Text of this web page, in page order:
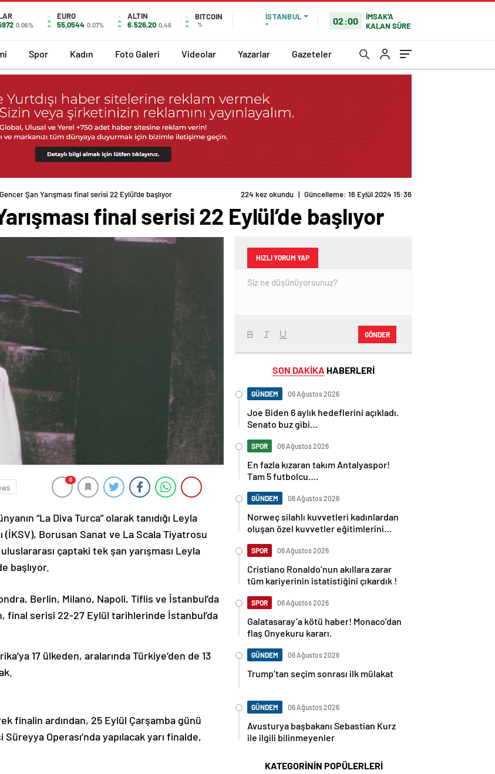
0.06%
EURO
55,0544 0.07%
ALTIN
6.526,20 0,46
BITCOIN
%
İSTANBUL
°
02:00
İMSAK'A
KALAN SÜRE
Spor Kadın Foto Galeri Videolar Yazarlar Gazeteler
Şan Yarışması final serisi 22 Eylül’de başlıyor 224 kez okundu | Güncelleme: 16 Eylül 2024 15:36
final serisi 22 Eylül’de başlıyor
0
“La Diva Turca” olarak tanıdığı Leyla
Borusan Sanat ve La Scala Tiyatrosu
çaptaki tek şan yarışması Leyla
başlıyor.
Berlin, Milano, Napoli, Tiflis ve İstanbul’da
final serisi 22-27 Eylül tarihlerinde İstanbul’da
17 ülkeden, aralarında Türkiye’den de 13
finalin ardından, 25 Eylül Çarşamba günü
Operası’nda yapılacak yarı finalde,
HIZLI YORUM YAP
GÖNDER
SON DAKİKA HABERLERİ
GÜNDEM 06 Ağustos 2026
Joe Biden 6 aylık hedeflerini açıkladı.
Senato buz gibi…
SPOR 06 Ağustos 2026
En fazla kızaran takım Antalyaspor!
Tam 5 futbolcu….
GÜNDEM 06 Ağustos 2026
Norweç silahlı kuvvetleri kadınlardan
oluşan özel kuvvetler eğitimlerini
SPOR 06 Ağustos 2026
Cristiano Ronaldo’nun akıllara zarar
tüm kariyerinin istatistiğini çıkardık !
SPOR 06 Ağustos 2026
Galatasaray’a kötü haber! Monaco’dan
flaş Onyekuru kararı.
GÜNDEM 06 Ağustos 2026
Trump’tan seçim sonrası ilk mülakat
GÜNDEM 06 Ağustos 2026
Avusturya başbakanı Sebastian Kurz
ile ilgili bilinmeyenler
KATEGORİNİN POPÜLERLERİ